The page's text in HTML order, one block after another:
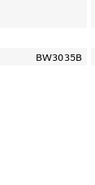
BW3035B